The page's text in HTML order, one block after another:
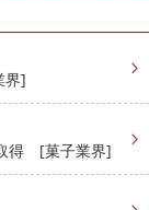
界]
得 [菓子業界]